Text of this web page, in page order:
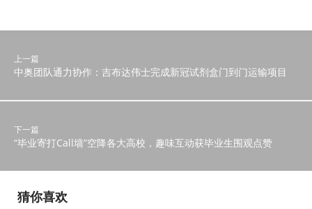
上一篇
中奥团队通力协作：吉布达伟士完成新冠试剂盒门到门运输项目
下一篇
“毕业寄打Call墙”空降各大高校，趣味互动获毕业生围观点赞
猜你喜欢